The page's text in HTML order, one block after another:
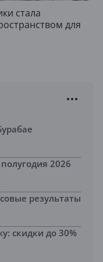
стала
для
2026
результаты
скидки до 30%